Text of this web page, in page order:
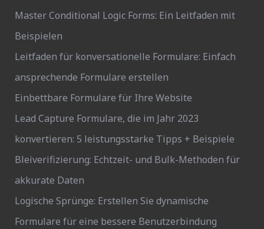
Master Conditional Logic Forms: Ein Leitfaden mit
Beispielen
Leitfaden für konversationelle Formulare: Einfach
ansprechende Formulare erstellen
Einbettbare Formulare für Ihre Website
Lead Capture Formulare, die im Jahr 2023
konvertieren: 5 leistungsstarke Tipps + Beispiele
Bleiverifizierung: Echtzeit- und Bulk-Methoden für
akkurate Daten
Logische Sprünge: Erstellen Sie dynamische
Formulare für eine bessere Benutzerbindung